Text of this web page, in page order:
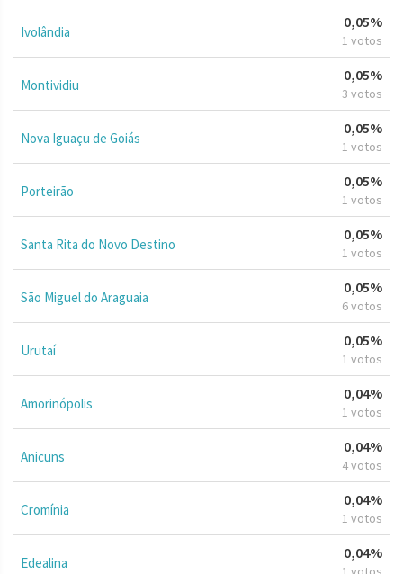
Ivolândia
0,05%
1 votos
Montividiu
0,05%
3 votos
Nova Iguaçu de Goiás
0,05%
1 votos
Porteirão
0,05%
1 votos
Santa Rita do Novo Destino
0,05%
1 votos
São Miguel do Araguaia
0,05%
6 votos
Urutaí
0,05%
1 votos
Amorinópolis
0,04%
1 votos
Anicuns
0,04%
4 votos
Cromínia
0,04%
1 votos
Edealina
0,04%